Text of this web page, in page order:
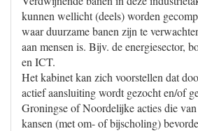
kunnen wellicht (deels) worden
waar duurzame banen zijn te
aan mensen is. Bijv. de energiesector,
en ICT.
Het kabinet kan zich voorstellen dat
actief aansluiting wordt gezocht en/of
Groningse of Noordelijke acties die
kansen (met om- of bijscholing)